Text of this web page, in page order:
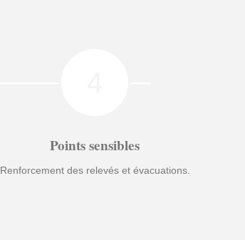
Points sensibles
Renforcement des relevés et évacuations.